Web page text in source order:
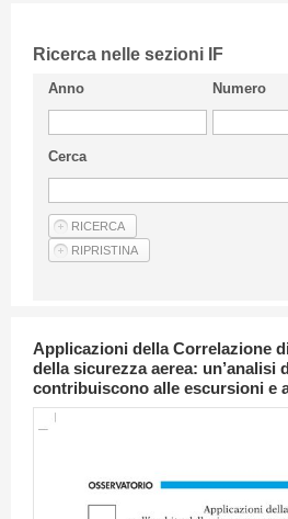
CIFI in breve
Linee Guida
Privacy Policy
Articoli
Ricerca nelle sezioni IF
Anno Numero
Cerca
Applicazioni della Correlazione
della sicurezza aerea: un’analisi
contribuiscono alle escursioni e